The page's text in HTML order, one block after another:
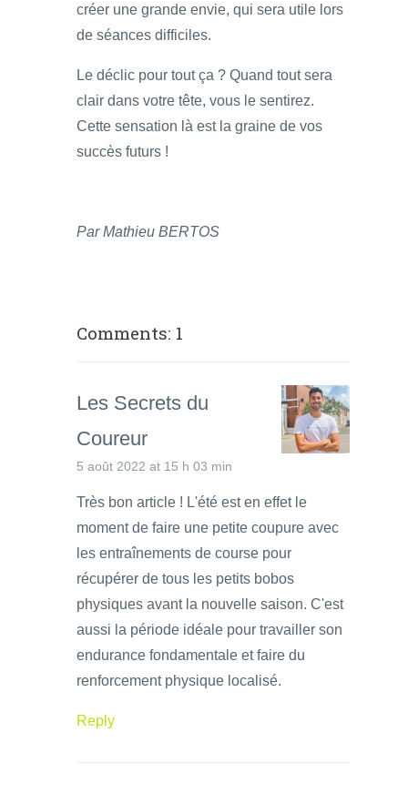
créer une grande envie, qui sera utile lors
de séances difficiles.
Le déclic pour tout ça ? Quand tout sera
clair dans votre tête, vous le sentirez.
Cette sensation là est la graine de vos
succès futurs !
Par Mathieu BERTOS
Comments: 1
Les Secrets du
Coureur
5 août 2022 at 15 h 03 min
Très bon article ! L'été est en effet le
moment de faire une petite coupure avec
les entraînements de course pour
récupérer de tous les petits bobos
physiques avant la nouvelle saison. C'est
aussi la période idéale pour travailler son
endurance fondamentale et faire du
renforcement physique localisé.
Reply